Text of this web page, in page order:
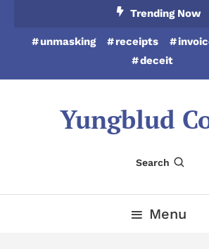
Content
Trending Now
unmasking receipts
deceit
Yungblud
Search
Menu